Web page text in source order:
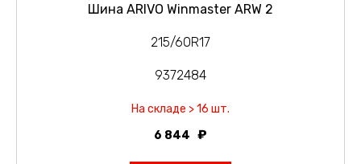
Шина ARIVO Winmaster ARW 2
215/60R17
9372484
На складе > 16 шт.
6 844